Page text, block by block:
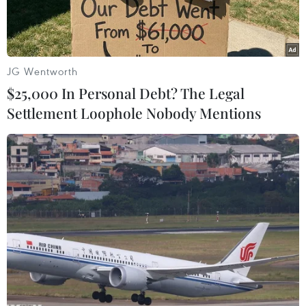
phạm.
Đám đông tụ tập bên ngoài một nhà thờ Hồi giáo, ném gạch,
đá và pháo hoa vào cảnh sát. (Nguồn: PA)
Theo phóng viên TTXVN tại Anh, các cuộc biểu
tình bạo lực nổ ra ở thị trấn Southport vào đêm
30/7 (giờ địa phương) khi hàng trăm người biểu
JG Wentworth
$25,000 In Personal Debt? The Legal
Settlement Loophole Nobody Mentions